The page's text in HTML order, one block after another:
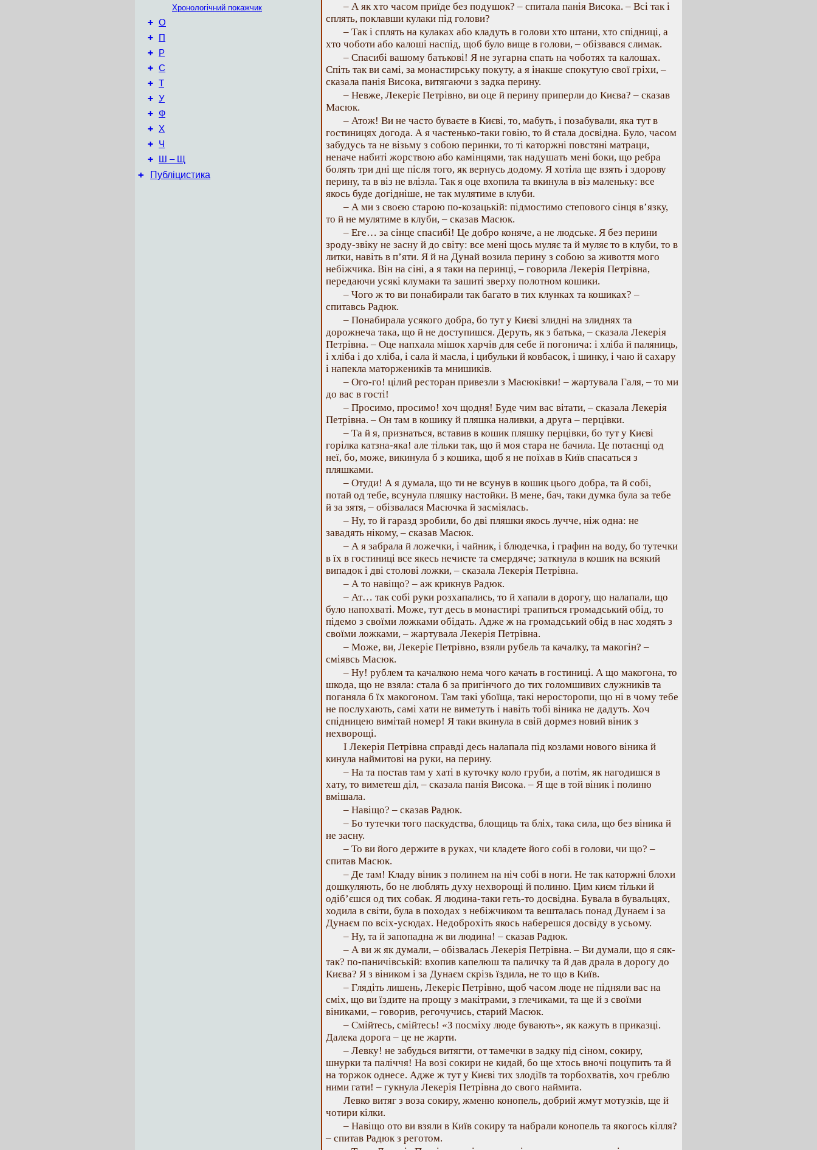
Хронологічний покажчик
+ О
+ П
+ Р
+ С
+ Т
+ У
+ Ф
+ Х
+ Ч
+ Ш – Щ
+ Публіцистика
– А як хто часом приїде без подушок? – спитала панія Висока. – Всі так і
сплять, поклавши кулаки під голови?
– Так і сплять на кулаках або кладуть в голови хто штани, хто спідниці, а
хто чоботи або калоші наспід, щоб було вище в голови, – обізвався слимак.
– Спасибі вашому батькові! Я не зугарна спать на чоботях та калошах.
Спіть так ви самі, за монастирську покуту, а я інакше спокутую свої гріхи, –
сказала панія Висока, витягаючи з задка перину.
– Невже, Лекеріє Петрівно, ви оце й перину приперли до Києва? – сказав
Масюк.
– Атож! Ви не часто буваєте в Києві, то, мабуть, і позабували, яка тут в
гостиницях догода. А я частенько-таки говію, то й стала досвідна. Було, часом
забудусь та не візьму з собою перинки, то ті каторжні повстяні матраци,
неначе набиті жорствою або камінцями, так надушать мені боки, що ребра
болять три дні ще після того, як вернусь додому. Я хотіла ще взять і здорову
перину, та в віз не влізла. Так я оце вхопила та вкинула в віз маленьку: все
якось буде догідніше, не так мулятиме в клуби.
– А ми з своєю старою по-козацькій: підмостимо степового сінця в’язку,
то й не мулятиме в клуби, – сказав Масюк.
– Еге… за сінце спасибі! Це добро коняче, а не людське. Я без перини
зроду-звіку не засну й до світу: все мені щось муляє та й муляє то в клуби, то в
литки, навіть в п’яти. Я й на Дунай возила перину з собою за живоття мого
небіжчика. Він на сіні, а я таки на перинці, – говорила Лекерія Петрівна,
передаючи усякі клумаки та зашиті зверху полотном кошики.
– Чого ж то ви понабирали так багато в тих клунках та кошиках? –
спитавсь Радюк.
– Понабирала усякого добра, бо тут у Києві злидні на злиднях та
дорожнеча така, що й не доступишся. Деруть, як з батька, – сказала Лекерія
Петрівна. – Оце напхала мішок харчів для себе й погонича: і хліба й паляниць,
і хліба і до хліба, і сала й масла, і цибульки й ковбасок, і шинку, і чаю й сахару
і напекла маторжеників та мнишиків.
– Ого-го! цілий ресторан привезли з Масюківки! – жартувала Галя, – то ми
до вас в гості!
– Просимо, просимо! хоч щодня! Буде чим вас вітати, – сказала Лекерія
Петрівна. – Он там в кошику й пляшка наливки, а друга – перцівки.
– Та й я, признаться, вставив в кошик пляшку перцівки, бо тут у Києві
горілка катзна-яка! але тільки так, що й моя стара не бачила. Це потаєнці од
неї, бо, може, викинула б з кошика, щоб я не поїхав в Київ спасаться з
пляшками.
– Отуди! А я думала, що ти не всунув в кошик цього добра, та й собі,
потай од тебе, всунула пляшку настойки. В мене, бач, таки думка була за тебе
й за зятя, – обізвалася Масючка й засміялась.
– Ну, то й гаразд зробили, бо дві пляшки якось лучче, ніж одна: не
завадять нікому, – сказав Масюк.
– А я забрала й ложечки, і чайник, і блюдечка, і графин на воду, бо тутечки
в їх в гостиниці все якесь нечисте та смердяче; заткнула в кошик на всякий
випадок і дві столові ложки, – сказала Лекерія Петрівна.
– А то навіщо? – аж крикнув Радюк.
– Ат… так собі руки розхапались, то й хапали в дорогу, що налапали, що
було напохваті. Може, тут десь в монастирі трапиться громадський обід, то
підемо з своїми ложками обідать. Адже ж на громадський обід в нас ходять з
своїми ложками, – жартувала Лекерія Петрівна.
– Може, ви, Лекеріє Петрівно, взяли рубель та качалку, та макогін? –
сміявсь Масюк.
– Ну! рублем та качалкою нема чого качать в гостиниці. А що макогона, то
шкода, що не взяла: стала б за пригінчого до тих голомшивих служників та
поганяла б їх макогоном. Там такі убоїща, такі неросторопи, що ні в чому тебе
не послухають, самі хати не виметуть і навіть тобі віника не дадуть. Хоч
спідницею вимітай номер! Я таки вкинула в свій дормез новий віник з
нехворощі.
І Лекерія Петрівна справді десь налапала під козлами нового віника й
кинула наймитові на руки, на перину.
– На та постав там у хаті в куточку коло груби, а потім, як нагодишся в
хату, то виметеш діл, – сказала панія Висока. – Я ще в той віник і полиню
вмішала.
– Навіщо? – сказав Радюк.
– Бо тутечки того паскудства, блощиць та бліх, така сила, що без віника й
не засну.
– То ви його держите в руках, чи кладете його собі в голови, чи що? –
спитав Масюк.
– Де там! Кладу віник з полинем на ніч собі в ноги. Не так каторжні блохи
дошкуляють, бо не люблять духу нехворощі й полиню. Цим києм тільки й
одіб’єшся од тих собак. Я людина-таки геть-то досвідна. Бувала в бувальцях,
ходила в світи, була в походах з небіжчиком та вешталась понад Дунаєм і за
Дунаєм по всіх-усюдах. Недоброхіть якось наберешся досвіду в усьому.
– Ну, та й запопадна ж ви людина! – сказав Радюк.
– А ви ж як думали, – обізвалась Лекерія Петрівна. – Ви думали, що я сяк-
так? по-паничівській: вхопив капелюш та паличку та й дав драла в дорогу до
Києва? Я з віником і за Дунаєм скрізь їздила, не то що в Київ.
– Глядіть лишень, Лекеріє Петрівно, щоб часом люде не підняли вас на
сміх, що ви їздите на прощу з макітрами, з глечиками, та ще й з своїми
віниками, – говорив, регочучись, старий Масюк.
– Смійтесь, смійтесь! «З посміху люде бувають», як кажуть в приказці.
Далека дорога – це не жарти.
– Левку! не забудься витягти, от тамечки в задку під сіном, сокиру,
шнурки та паліччя! На возі сокири не кидай, бо ще хтось вночі поцупить та й
на торжок однесе. Адже ж тут у Києві тих злодіїв та торбохватів, хоч греблю
ними гати! – гукнула Лекерія Петрівна до свого наймита.
Левко витяг з воза сокиру, жменю конопель, добрий жмут мотузків, ще й
чотири кілки.
– Навіщо ото ви взяли в Київ сокиру та набрали конопель та якогось кілля?
– спитав Радюк з реготом.